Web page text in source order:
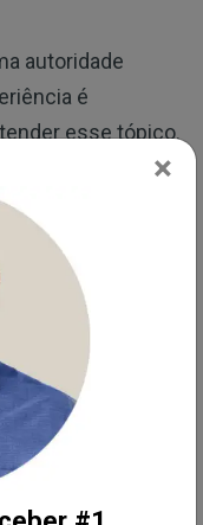
autoridade
é
esse tópico.
os alimentos
pode se
na lista de
podem
gramas.
cerca
gramas. No
são
×